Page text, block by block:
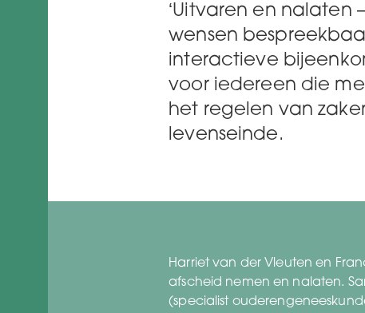
‘Uitvaren en nalaten
wensen
interactieve
voor iedereen die
het regelen van
levenseinde.
Harriet van der Vleuten en
afscheid nemen en nalaten.
(specialist